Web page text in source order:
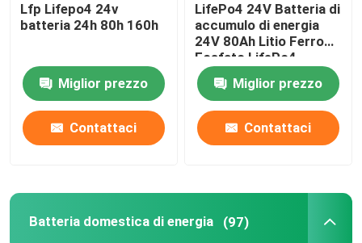
Lfp Lifepo4 24v
batteria 24h 80h 160h
Miglior prezzo
Contattaci
LifePo4 24V Batteria di
accumulo di energia
24V 80Ah Litio Ferro
Fosfato LifePo4
Batteria con BMS
Miglior prezzo
Contattaci
Batteria domestica di energia (97)